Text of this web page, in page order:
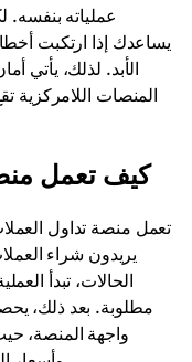
عملياته بنفسه.
يساعدك إذا ارتكبت
الأبد. لذلك، يأتي
المنصات اللامركزية
كيف تعمل
تعمل منصة تداول
يريدون شراء
الحالات، تبدأ
مطلوبة. بعد ذلك،
واجهة المنصة،